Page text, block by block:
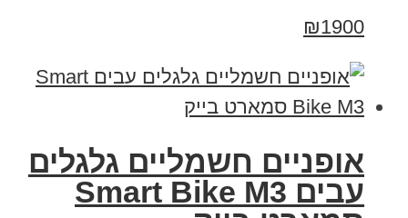
₪1900
אופניים חשמליים גלגלים
עבים Smart Bike M3